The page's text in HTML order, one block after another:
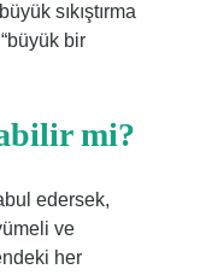
sıkıştırma
bir
mi?
edersek,
ve
her